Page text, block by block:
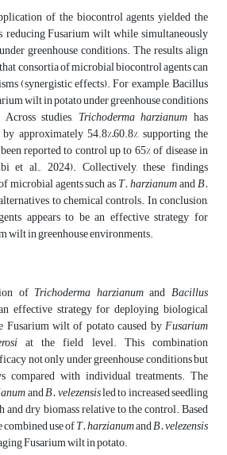
of the biocontrol agents yielded the
reducing Fusarium wilt while simultaneously
greenhouse conditions. The results align
consortia of microbial biocontrol agents can
(synergistic effects). For example, Bacillus
wilt in potato under greenhouse conditions
studies, Trichoderma harzianum has
approximately 54.8%–60.8%, supporting the
reported to control up to 65% of disease in
et al., 2024). Collectively, these findings
microbial agents such asT. harzianumandB.
to chemical controls. In conclusion,
appears to be an effective strategy for
wilt in greenhouse environments.
of Trichoderma harzianumandBacillus
effective strategy for deploying biological
Fusarium wilt of potato caused byFusarium
at the field level. This combination
not only under greenhouse conditions but
compared with individual treatments. The
andB. velezensisled to increased seedling
and dry biomass relative to the control. Based
combined use ofT. harzianumandB. velezensis
Fusarium wilt in potato.